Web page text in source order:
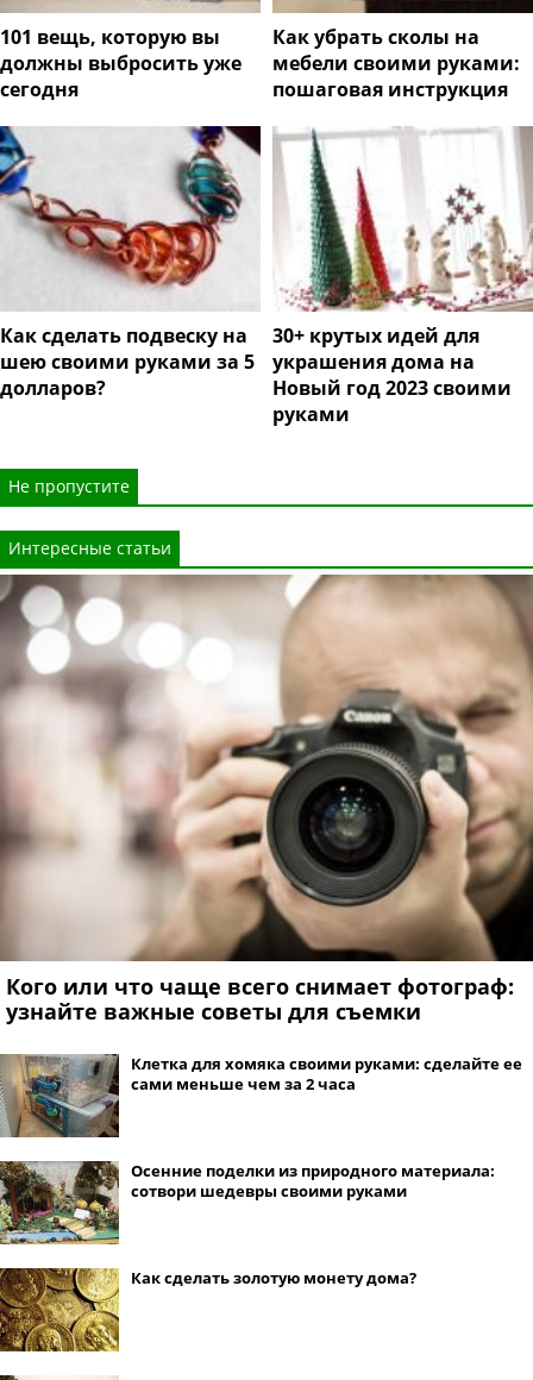
101 вещь, которую вы
должны выбросить уже
сегодня
Как убрать сколы на
мебели своими руками:
пошаговая инструкция
Как сделать подвеску на
шею своими руками за 5
долларов?
30+ крутых идей для
украшения дома на
Новый год 2023 своими
руками
Не пропустите
Интересные статьи
Кого или что чаще всего снимает фотограф:
узнайте важные советы для съемки
Клетка для хомяка своими руками: сделайте ее
сами меньше чем за 2 часа
Осенние поделки из природного материала:
сотвори шедевры своими руками
Как сделать золотую монету дома?